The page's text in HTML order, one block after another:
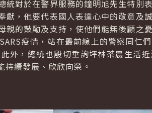
統對於在警界服務的鐘明旭先生特別
獻，他要代表國人表達心中的敬意及
親的鼓勵及支持，使他們能無後顧之
疫情，站在最前線上的警察同仁
外，總統也殷切垂詢坪林茶農生活
續發展、欣欣向榮。